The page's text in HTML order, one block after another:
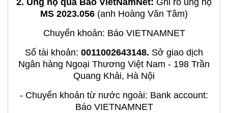
2. Ủng hộ qua Báo VietNamNet: Ghi rõ ủng hộ
MS 2023.056 (anh Hoàng Văn Tâm)
Chuyển khoản: Báo VIETNAMNET
Số tài khoản: 0011002643148. Sở giao dịch
Ngân hàng Ngoại Thương Việt Nam - 198 Trần
Quang Khải, Hà Nội
- Chuyển khoản từ nước ngoài: Bank account:
Báo VIETNAMNET